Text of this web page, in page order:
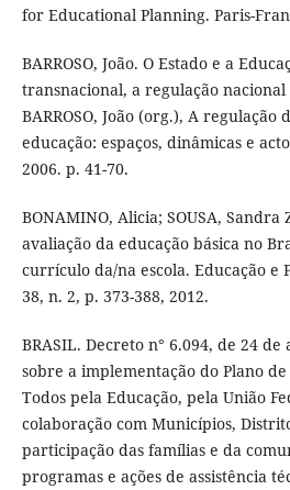
for Educational Planning. Paris-
BARROSO, João. O Estado e a
transnacional, a regulação
BARROSO, João (org.), A regulação
educação: espaços, dinâmicas e
2006. p. 41-70.
BONAMINO, Alicia; SOUSA, Sandra
avaliação da educação básica no
currículo da/na escola. Educação e
38, n. 2, p. 373-388, 2012.
BRASIL. Decreto n° 6.094, de 24
sobre a implementação do Plano
Todos pela Educação, pela União
colaboração com Municípios,
participação das famílias e da
programas e ações de assistência